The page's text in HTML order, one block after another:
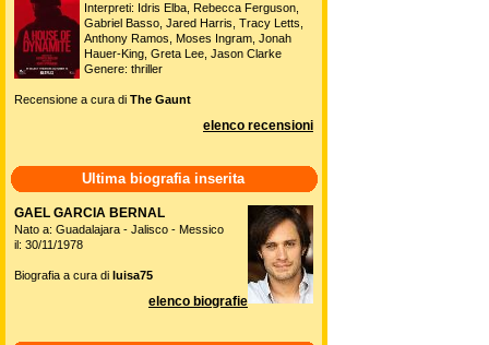
Interpreti: Idris Elba, Rebecca Ferguson,
Gabriel Basso, Jared Harris, Tracy Letts,
Anthony Ramos, Moses Ingram, Jonah
Hauer-King, Greta Lee, Jason Clarke
Genere: thriller
Recensione a cura di The Gaunt
elenco recensioni
Ultima biografia inserita
GAEL GARCIA BERNAL
Nato a: Guadalajara - Jalisco - Messico
il: 30/11/1978
Biografia a cura di luisa75
elenco biografie